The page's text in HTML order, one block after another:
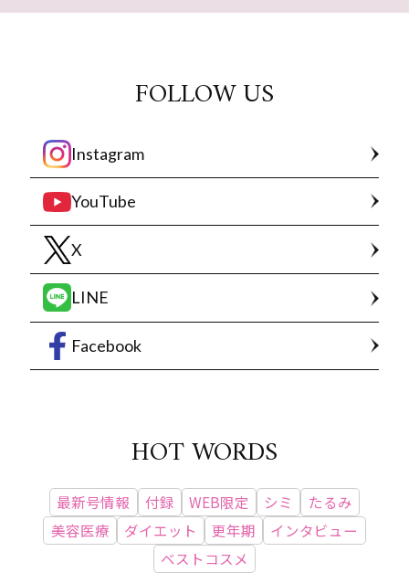
FOLLOW US
Instagram
YouTube
X
LINE
Facebook
HOT WORDS
最新号情報 付録 WEB限定 シミ
たるみ
美容医療
ダイエット 更年期
インタビュー
ベストコスメ